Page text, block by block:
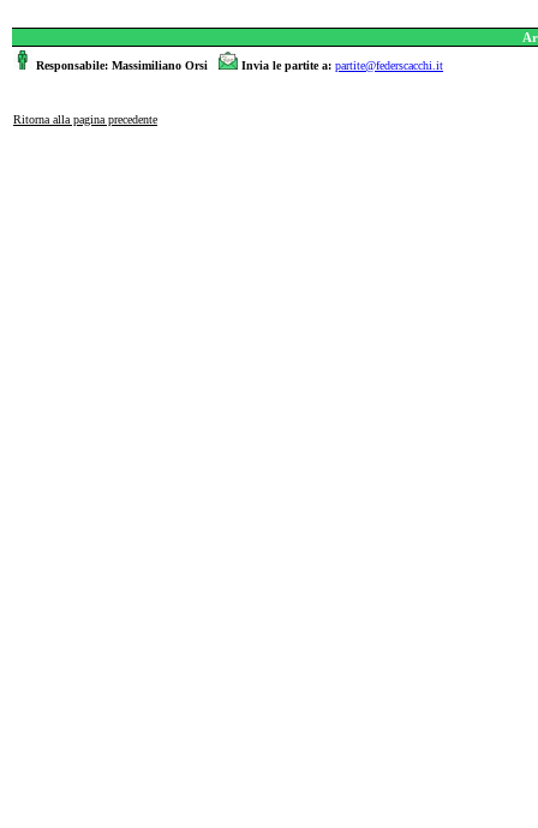
Responsabile: Massimiliano Orsi Invia le partite a: partite@federscacchi.it
Ritorna alla pagina precedente